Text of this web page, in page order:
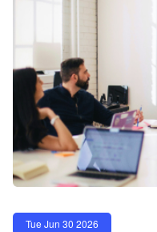
Tue Jun 30 2026